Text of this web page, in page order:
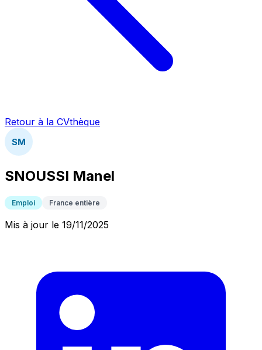
Retour à la CVthèque
SM
SNOUSSI Manel
Emploi France entière
Mis à jour le 19/11/2025